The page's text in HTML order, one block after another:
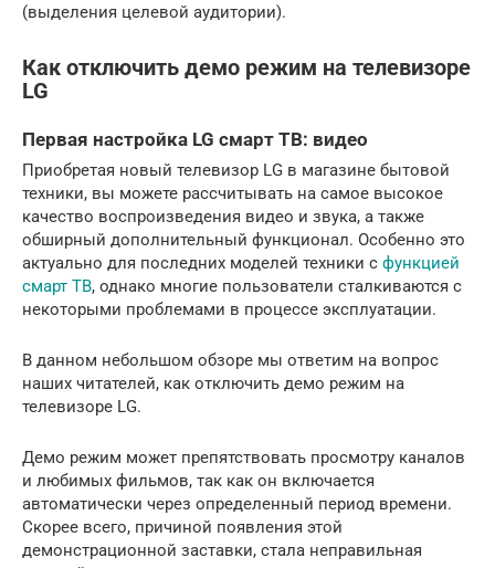
(выделения целевой аудитории).
Как отключить демо режим на телевизоре
LG
Первая настройка LG смарт ТВ: видео
Приобретая новый телевизор LG в магазине бытовой
техники, вы можете рассчитывать на самое высокое
качество воспроизведения видео и звука, а также
обширный дополнительный функционал. Особенно это
актуально для последних моделей техники с функцией
смарт ТВ, однако многие пользователи сталкиваются с
некоторыми проблемами в процессе эксплуатации.
В данном небольшом обзоре мы ответим на вопрос
наших читателей, как отключить демо режим на
телевизоре LG.
Демо режим может препятствовать просмотру каналов
и любимых фильмов, так как он включается
автоматически через определенный период времени.
Скорее всего, причиной появления этой
демонстрационной заставки, стала неправильная